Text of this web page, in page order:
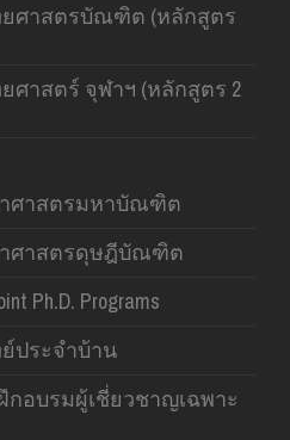
ศาสตรบัณฑิต (หลักสูตร
ศาสตร์ จุฬาฯ (หลักสูตร 2
ศาสตรมหาบัณฑิต
ศาสตรดุษฎีบัณฑิต
Ph.D. Programs
ประจำบ้าน
อบรมผู้เชี่ยวชาญเฉพาะ